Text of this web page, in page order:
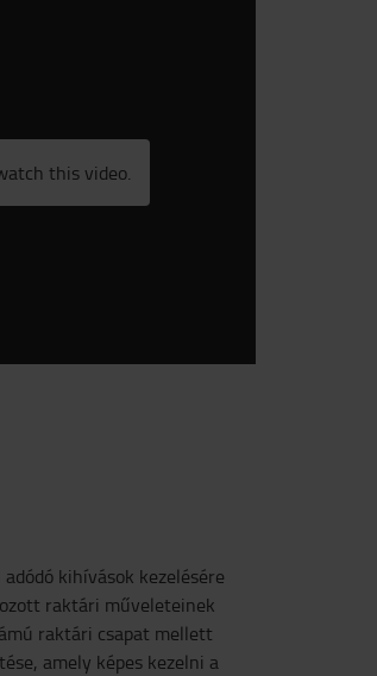
this video.
kihívások kezelésére
raktári műveleteinek
raktári csapat mellett
amely képes kezelni a